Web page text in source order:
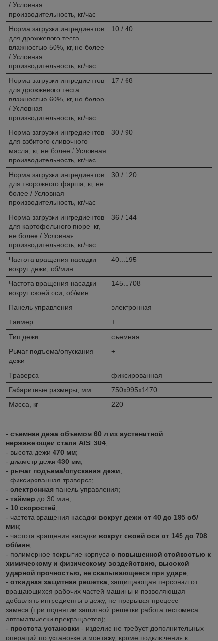
/ Условная
производительность, кг/час
Норма загрузки ингредиентов
для дрожжевого теста
влажностью 50%, кг, не более
/ Условная
производительность, кг/час
10 / 40
Норма загрузки ингредиентов
для дрожжевого теста
влажностью 60%, кг, не более
/ Условная
производительность, кг/час
17 / 68
Норма загрузки ингредиентов
для взбитого сливочного
масла, кг, не более / Условная
производительность, кг/час
30 / 90
Норма загрузки ингредиентов
для творожного фарша, кг, не
более / Условная
производительность, кг/час
30 / 120
Норма загрузки ингредиентов
для картофельного пюре, кг,
не более / Условная
производительность, кг/час
36 / 144
Частота вращения насадки
вокруг дежи, об/мин
40...195
Частота вращения насадки
вокруг своей оси, об/мин
145...708
Панель управления
электронная
Таймер
+
Тип дежи
съемная
Рычаг подъема/опускания
дежи
+
Траверса
фиксированная
Габаритные размеры, мм
750х995х1470
Масса, кг
220
- съемная дежа объемом 60 л из аустенитной
нержавеющей стали AISI 304;
- высота дежи 470 мм;
- диаметр дежи 430 мм;
- рычаг подъема/опускания дежи;
- фиксированная траверса;
- электронная панель управления;
- таймер до 30 мин;
- 10 скоростей;
- частота вращения насадки вокруг дежи от 40 до 195 об/
мин;
- частота вращения насадки вокруг своей оси от 145 до 708
об/мин;
- полимерное покрытие корпуса с повышенной стойкостью к
химическому и физическому воздействию, высокой
ударной прочностью, не скалывающееся при ударе;
- откидная защитная решетка , защищающая персонал от
вращающихся рабочих частей машины и позволяющая
добавлять ингредиенты в дежу, не прерывая процесс
замеса (при поднятии защитной решетки работа тестомеса
автоматически прекращается);
- простота установки - изделие не требует дополнительных
операций по установке и монтажу, кроме подключения к